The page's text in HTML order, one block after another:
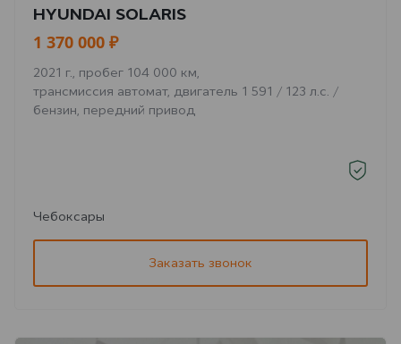
HYUNDAI SOLARIS
1 370 000 ₽
2021 г., пробег 104 000 км,
трансмиссия автомат, двигатель 1 591 / 123 л.с. /
бензин, передний привод
Чебоксары
Заказать звонок